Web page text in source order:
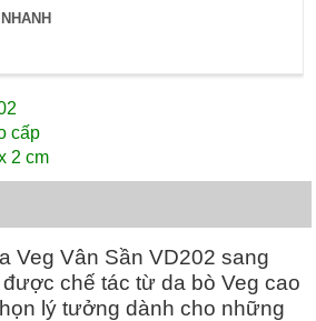
cấp
2 cm
Veg Vân Sần VD202 sang
chế tác từ da bò Veg cao
lý tưởng dành cho những